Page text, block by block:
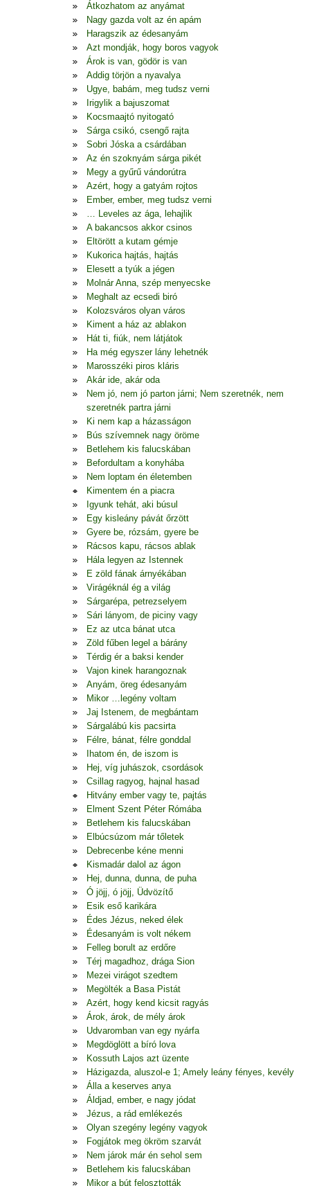
Átkozhatom az anyámat
Nagy gazda volt az én apám
Haragszik az édesanyám
Azt mondják, hogy boros vagyok
Árok is van, gödör is van
Addig törjön a nyavalya
Ugye, babám, meg tudsz verni
Irigylik a bajuszomat
Kocsmaajtó nyitogató
Sárga csikó, csengő rajta
Sobri Jóska a csárdában
Az én szoknyám sárga pikét
Megy a gyűrű vándorútra
Azért, hogy a gatyám rojtos
Ember, ember, meg tudsz verni
… Leveles az ága, lehajlik
A bakancsos akkor csinos
Eltörött a kutam gémje
Kukorica hajtás, hajtás
Elesett a tyúk a jégen
Molnár Anna, szép menyecske
Meghalt az ecsedi biró
Kolozsváros olyan város
Kiment a ház az ablakon
Hát ti, fiúk, nem látjátok
Ha még egyszer lány lehetnék
Marosszéki piros kláris
Akár ide, akár oda
Nem jó, nem jó parton járni; Nem szeretnék, nem
szeretnék partra járni
Ki nem kap a házasságon
Bús szívemnek nagy öröme
Betlehem kis falucskában
Befordultam a konyhába
Nem loptam én életemben
Kimentem én a piacra
Igyunk tehát, aki búsul
Egy kisleány pávát őrzött
Gyere be, rózsám, gyere be
Rácsos kapu, rácsos ablak
Hála legyen az Istennek
E zöld fának árnyékában
Virágéknál ég a világ
Sárgarépa, petrezselyem
Sári lányom, de piciny vagy
Ez az utca bánat utca
Zöld fűben legel a bárány
Térdig ér a baksi kender
Vajon kinek harangoznak
Anyám, öreg édesanyám
Mikor …legény voltam
Jaj Istenem, de megbántam
Sárgalábú kis pacsirta
Félre, bánat, félre gonddal
Ihatom én, de iszom is
Hej, víg juhászok, csordások
Csillag ragyog, hajnal hasad
Hitvány ember vagy te, pajtás
Elment Szent Péter Rómába
Betlehem kis falucskában
Elbúcsúzom már tőletek
Debrecenbe kéne menni
Kismadár dalol az ágon
Hej, dunna, dunna, de puha
Ó jöjj, ó jöjj, Üdvözítő
Esik eső karikára
Édes Jézus, neked élek
Édesanyám is volt nékem
Felleg borult az erdőre
Térj magadhoz, drága Sion
Mezei virágot szedtem
Megölték a Basa Pistát
Azért, hogy kend kicsit ragyás
Árok, árok, de mély árok
Udvaromban van egy nyárfa
Megdöglött a bíró lova
Kossuth Lajos azt üzente
Házigazda, aluszol-e 1; Amely leány fényes, kevély
Álla a keserves anya
Áldjad, ember, e nagy jódat
Jézus, a rád emlékezés
Olyan szegény legény vagyok
Fogjátok meg ökröm szarvát
Nem járok már én sehol sem
Betlehem kis falucskában
Mikor a bút felosztották